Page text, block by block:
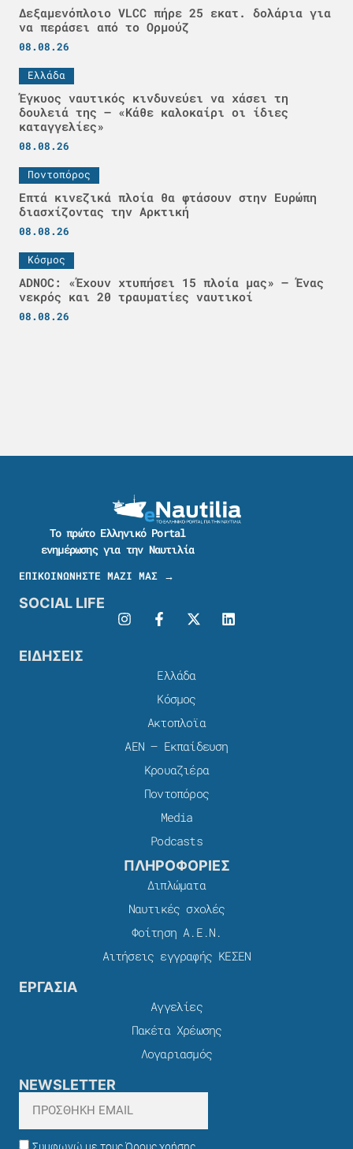
Δεξαμενόπλοιο VLCC πήρε 25 εκατ. δολάρια για
να περάσει από το Ορμούζ
08.08.26
Ελλάδα
Έγκυος ναυτικός κινδυνεύει να χάσει τη
δουλειά της – «Κάθε καλοκαίρι οι ίδιες
καταγγελίες»
08.08.26
Ποντοπόρος
Επτά κινεζικά πλοία θα φτάσουν στην Ευρώπη
διασχίζοντας την Αρκτική
08.08.26
Κόσμος
ADNOC: «Έχουν χτυπήσει 15 πλοία μας» – Ένας
νεκρός και 20 τραυματίες ναυτικοί
08.08.26
Το πρώτο Ελληνικό Portal
ενημέρωσης για την Ναυτιλία
ΕΠΙΚΟΙΝΩΝΗΣΤΕ ΜΑΖΙ ΜΑΣ →
SOCIAL LIFE
ΕΙΔΗΣΕΙΣ
Ελλάδα
Κόσμος
Ακτοπλοϊα
ΑΕΝ – Εκπαίδευση
Κρουαζιέρα
Ποντοπόρος
Media
Podcasts
ΠΛΗΡΟΦΟΡΙΕΣ
Διπλώματα
Ναυτικές σχολές
Φοίτηση Α.Ε.Ν.
Αιτήσεις εγγραφής ΚΕΣΕΝ
ΕΡΓΑΣΙΑ
Αγγελίες
Πακέτα Χρέωσης​
Λογαριασμός
NEWSLETTER